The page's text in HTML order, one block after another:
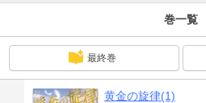
巻一覧
最終巻
黄金の旋律(1)